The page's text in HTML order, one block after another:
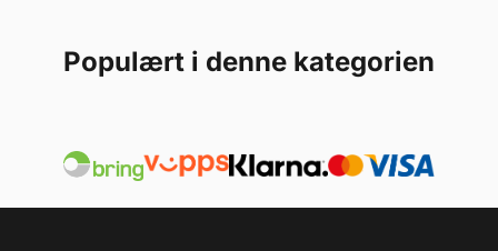
Populært i denne kategorien